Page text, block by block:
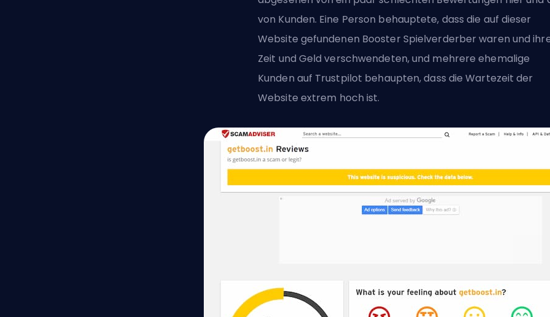
von Kunden. Eine Person behauptete, dass die auf dieser
Website gefundenen Booster Spielverderber waren und
Zeit und Geld verschwendeten, und mehrere ehemalige
Kunden auf Trustpilot behaupten, dass die Wartezeit der
Website extrem hoch ist.